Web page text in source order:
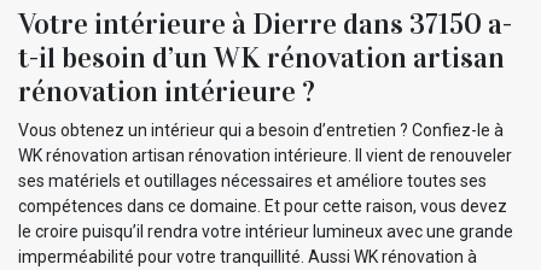
Votre intérieure à Dierre dans 37150 a-
t-il besoin d’un WK rénovation artisan
rénovation intérieure ?
Vous obtenez un intérieur qui a besoin d’entretien ? Confiez-le à
WK rénovation artisan rénovation intérieure. Il vient de renouveler
ses matériels et outillages nécessaires et améliore toutes ses
compétences dans ce domaine. Et pour cette raison, vous devez
le croire puisqu’il rendra votre intérieur lumineux avec une grande
imperméabilité pour votre tranquillité. Aussi WK rénovation à